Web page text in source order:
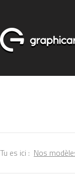
Tu es ici : Nos